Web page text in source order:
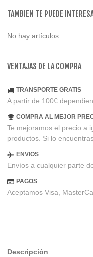
TAMBIEN TE PUEDE
No hay artículos
VENTAJAS DE LA COMPRA
TRANSPORTE GRATIS
A partir de 100€
COMPRA AL MEJOR
Te mejoramos el precio a
productos. Si lo
ENVIOS
Envíos a cualquier parte
PAGOS
Aceptamos Visa,
Descripción